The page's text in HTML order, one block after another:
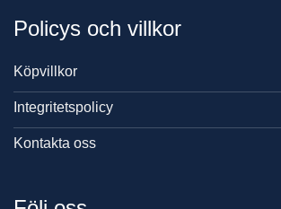
Policys och villkor
Köpvillkor
Integritetspolicy
Kontakta oss